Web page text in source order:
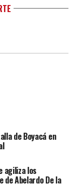
de Boyacá en
agiliza los
de Abelardo De la